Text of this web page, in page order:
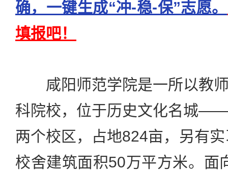
确，一键生成“冲-稳-保”志愿。
填报吧！
咸阳师范学院是一所以教师
科院校，位于历史文化名城
两个校区，占地824亩，另有
校舍建筑面积50万平方米。面